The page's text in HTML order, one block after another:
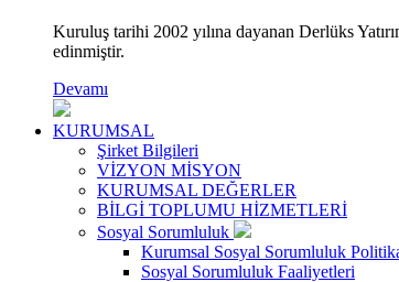
Kuruluş tarihi 2002 yılına dayanan Derlüks
edinmiştir.
Devamı
KURUMSAL
Şirket Bilgileri
VİZYON MİSYON
KURUMSAL DEĞERLER
BİLGİ TOPLUMU HİZMETLERİ
Sosyal Sorumluluk
Kurumsal Sosyal Sorumluluk
Sosyal Sorumluluk Faaliyetleri